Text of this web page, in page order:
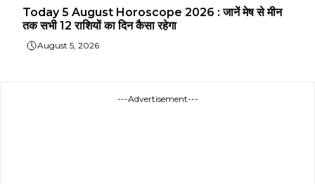
Today 5 August Horoscope 2026 : जानें मेष से मीन
तक सभी 12 राशियों का दिन कैसा रहेगा
August 5, 2026
---Advertisement---